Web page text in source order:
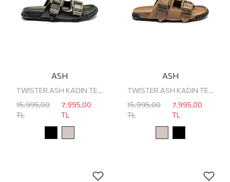
ASH
TWISTER ASH KADIN TERLİK
15.995,00
TL
7.995,00
TL
ASH
TWISTER ASH KADIN TERLİK
15.995,00
TL
7.995,00
TL